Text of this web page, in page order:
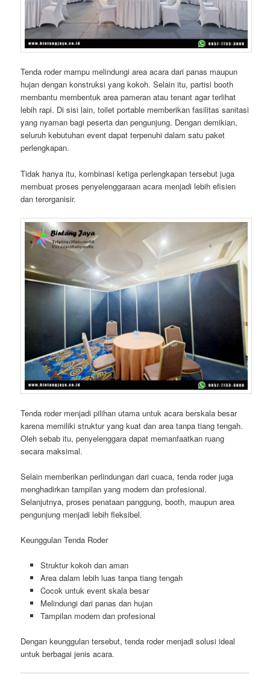
Tenda roder mampu melindungi area acara dari panas maupun
hujan dengan konstruksi yang kokoh. Selain itu, partisi booth
membantu membentuk area pameran atau tenant agar terlihat
lebih rapi. Di sisi lain, toilet portable memberikan fasilitas sanitasi
yang nyaman bagi peserta dan pengunjung. Dengan demikian,
seluruh kebutuhan event dapat terpenuhi dalam satu paket
perlengkapan.
Tidak hanya itu, kombinasi ketiga perlengkapan tersebut juga
membuat proses penyelenggaraan acara menjadi lebih efisien
dan terorganisir.
Tenda roder menjadi pilihan utama untuk acara berskala besar
karena memiliki struktur yang kuat dan area tanpa tiang tengah.
Oleh sebab itu, penyelenggara dapat memanfaatkan ruang
secara maksimal.
Selain memberikan perlindungan dari cuaca, tenda roder juga
menghadirkan tampilan yang modern dan profesional.
Selanjutnya, proses penataan panggung, booth, maupun area
pengunjung menjadi lebih fleksibel.
Keunggulan Tenda Roder
Struktur kokoh dan aman
Area dalam lebih luas tanpa tiang tengah
Cocok untuk event skala besar
Melindungi dari panas dan hujan
Tampilan modern dan profesional
Dengan keunggulan tersebut, tenda roder menjadi solusi ideal
untuk berbagai jenis acara.